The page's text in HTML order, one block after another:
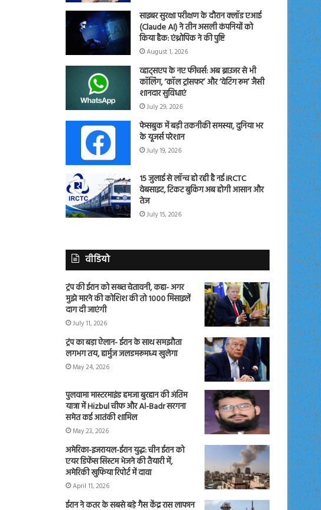
साइबर सुरक्षा परीक्षण के दौरान क्लॉड एआई
(Claude AI) ने तीन असली कंपनियों को
किया हैक: एंथ्रोपिक ने की पुष्टि
August 1, 2026
व्हाट्सएप के नए फीचर्स: अब ब्राउजर से भी
कॉलिंग, ‘कॉल ट्रांसफर’ और ‘वेटिंग रूम’ जैसी
शानदार सुविधाएं
July 29, 2026
फेसबुक में बड़ी तकनीकी समस्या, दुनिया भर
के यूजर्स परेशान
July 19, 2026
15 जुलाई से लॉन्च हो रही है नई IRCTC
वेबसाइट, टिकट बुकिंग अब होगी आसान और
तेज
July 15, 2026
वीडियो
ट्रंप की ईरान को सख्त चेतावनी, कहा- अगर
मुझे मारने की कोशिश की तो 1000 मिसाइलें
दाग दी जाएंगी
July 11, 2026
ट्रंप का बड़ा ऐलान- ईरान के साथ समझौता
लगभग तय, हार्मुज जलडमरूमध्य खुलेगा
May 24, 2026
पुलवामा मास्टरमाइंड हमजा बुरहान की अंतिम
यात्रा में Hizbul चीफ और Al-Badr सरगना
समेत कई आतंकी शामिल
May 23, 2026
अमेरिका-इजरायल-ईरान युद्ध: चीन ईरान को
एयर डिफेंस सिस्टम भेजने की तैयारी में,
अमेरिकी खुफिया रिपोर्ट में दावा
April 11, 2026
ईरान ने कतर के सबसे बड़े गैस केंद्र रास लाफान